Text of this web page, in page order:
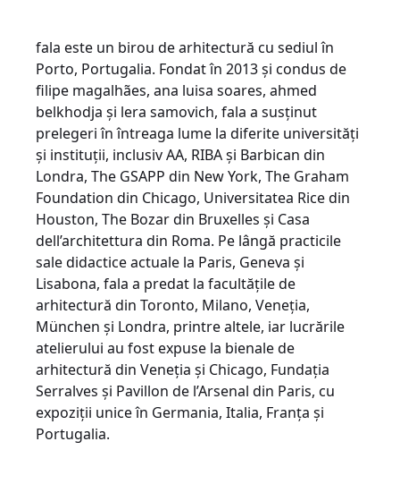
fala este un birou de arhitectură cu sediul în
Porto, Portugalia. Fondat în 2013 și condus de
filipe magalhães, ana luisa soares, ahmed
belkhodja și lera samovich, fala a susținut
prelegeri în întreaga lume la diferite universități
și instituții, inclusiv AA, RIBA și Barbican din
Londra, The GSAPP din New York, The Graham
Foundation din Chicago, Universitatea Rice din
Houston, The Bozar din Bruxelles și Casa
dell’architettura din Roma. Pe lângă practicile
sale didactice actuale la Paris, Geneva și
Lisabona, fala a predat la facultățile de
arhitectură din Toronto, Milano, Veneția,
München și Londra, printre altele, iar lucrările
atelierului au fost expuse la bienale de
arhitectură din Veneția și Chicago, Fundația
Serralves și Pavillon de l’Arsenal din Paris, cu
expoziții unice în Germania, Italia, Franța și
Portugalia.